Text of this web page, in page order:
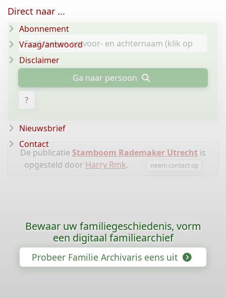
Ga naar persoon
?
De publicatie Stamboom Rademaker Utrecht is
opgesteld door Harry Rmk. neem contact op
Direct naar ...
Abonnement
Vraag/antwoord
Disclaimer
Nieuwsbrief
Contact
Bewaar uw familiegeschiedenis, vorm
een digitaal familiearchief
Probeer Familie Archivaris eens uit